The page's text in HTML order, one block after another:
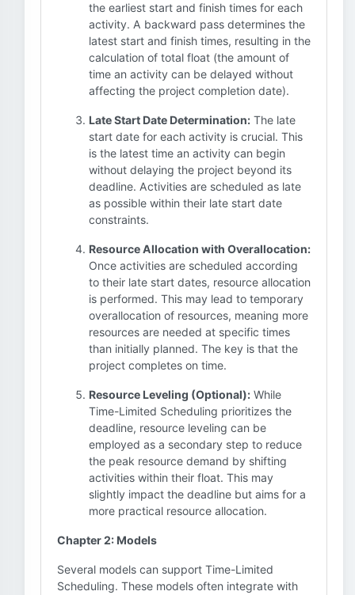
the earliest start and finish times for each
activity. A backward pass determines the
latest start and finish times, resulting in the
calculation of total float (the amount of
time an activity can be delayed without
affecting the project completion date).
Late Start Date Determination: The late
start date for each activity is crucial. This
is the latest time an activity can begin
without delaying the project beyond its
deadline. Activities are scheduled as late
as possible within their late start date
constraints.
Resource Allocation with Overallocation:
Once activities are scheduled according
to their late start dates, resource allocation
is performed. This may lead to temporary
overallocation of resources, meaning more
resources are needed at specific times
than initially planned. The key is that the
project completes on time.
Resource Leveling (Optional): While
Time-Limited Scheduling prioritizes the
deadline, resource leveling can be
employed as a secondary step to reduce
the peak resource demand by shifting
activities within their float. This may
slightly impact the deadline but aims for a
more practical resource allocation.
Chapter 2: Models
Several models can support Time-Limited
Scheduling. These models often integrate with